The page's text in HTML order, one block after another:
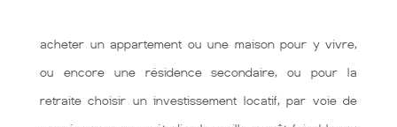
acheter un appartement ou une maison pour y vivre,
ou encore une résidence secondaire, ou pour la
retraite choisir un investissement locatif, par voie de